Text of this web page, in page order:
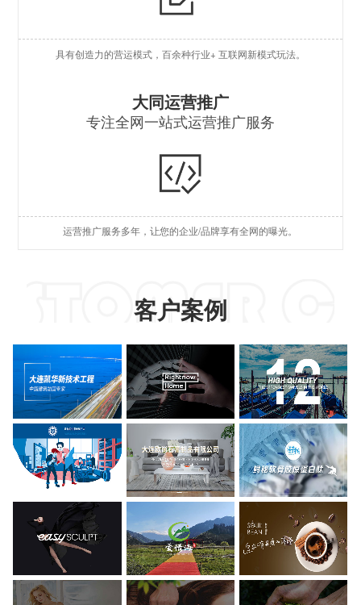
具有创造力的营运模式，百余种行业+ 互联网新模式玩法。
大同运营推广
专注全网一站式运营推广服务
运营推广服务多年，让您的企业/品牌享有全网的曝光。
客户案例